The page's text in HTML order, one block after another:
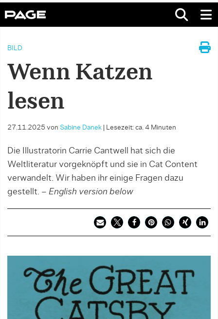
BILD
Wenn Katzen
lesen
27.11.2025 von Sabine Danek Lesezeit: ca. 4 Minuten
Die Illustratorin Carrie Cantwell hat sich die
Weltliteratur vorgeknöpft und sie in Cat Content
verwandelt. Wir haben ihr einige Fragen dazu
gestellt. – English version below